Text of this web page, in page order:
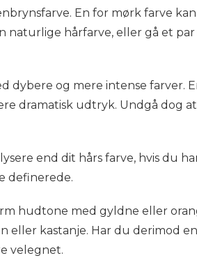
En for mørk farve
hårfarve, eller gå et
dybere og mere intense farver.
dramatisk udtryk. Undgå dog
end dit hårs farve, hvis du
definerede.
hudtone med gyldne eller
kastanje. Har du derimod
velegnet.